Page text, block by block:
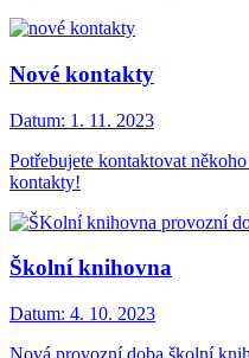
Nové kontakty
Datum: 1. 11. 2023
Potřebujete kontaktovat
kontakty!
Školní knihovna
Datum: 4. 10. 2023
Nová provozní doba školní